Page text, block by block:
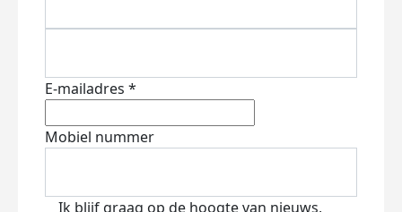
E-mailadres *
Mobiel nummer
Ik blijf graag op de hoogte van nieuws,